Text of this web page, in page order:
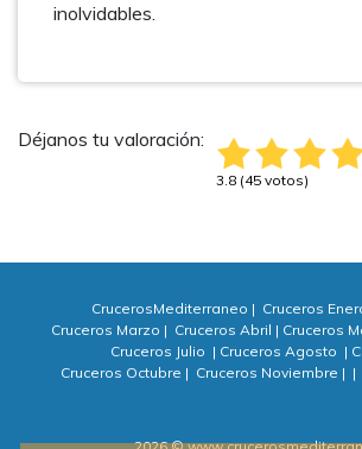
inolvidables.
Déjanos tu valoración:
3.8 (45 votos)
CrucerosMediterraneo | Cruceros
Cruceros Marzo | Cruceros Abril | Cruceros
Cruceros Julio | Cruceros Agosto |
Cruceros Octubre | Cruceros Noviembre | |